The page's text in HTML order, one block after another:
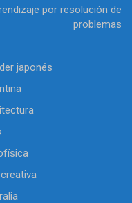
por resolución de
problemas
japonés